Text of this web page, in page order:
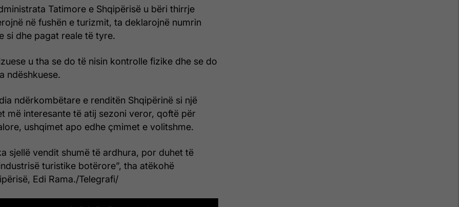
Tatimore e Shqipërisë u bëri thirrje
në fushën e turizmit, ta deklarojnë numrin
si dhe pagat reale të tyre.
u tha se do të nisin kontrolle fizike dhe se do
ndëshkuese.
ndërkombëtare e renditën Shqipërinë si një
më interesante të atij sezoni veror, qoftë për
ushqimet apo edhe çmimet e volitshme.
sjellë vendit shumë të ardhura, por duhet të
turistike botërore”, tha atëkohë
Edi Rama./Telegrafi/